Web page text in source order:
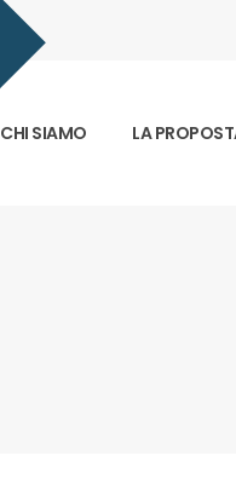
CHI SIAMO LA